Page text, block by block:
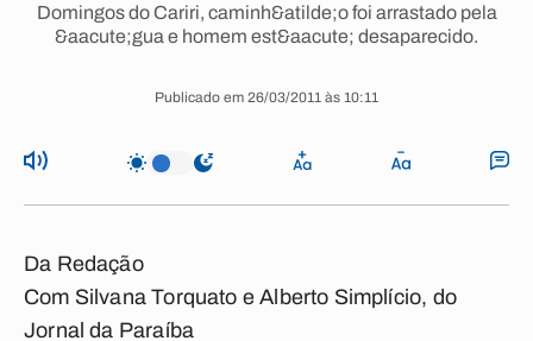
Domingos do Cariri, caminh&atilde;o foi arrastado pela
&aacute;gua e homem est&aacute; desaparecido.
Publicado em 26/03/2011 às 10:11
Da Redação
Com Silvana Torquato e Alberto Simplício, do
Jornal da Paraíba